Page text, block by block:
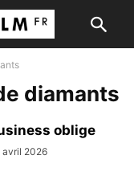
diamants
oblige
avril 2026